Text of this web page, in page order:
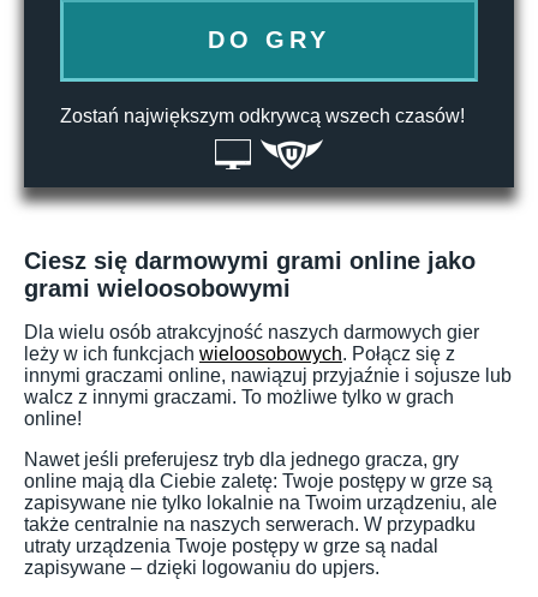
DO GRY
Zostań największym odkrywcą wszech czasów!
Ciesz się darmowymi grami online jako
grami wieloosobowymi
Dla wielu osób atrakcyjność naszych darmowych gier
leży w ich funkcjach wieloosobowych. Połącz się z
innymi graczami online, nawiązuj przyjaźnie i sojusze lub
walcz z innymi graczami. To możliwe tylko w grach
online!
Nawet jeśli preferujesz tryb dla jednego gracza, gry
online mają dla Ciebie zaletę: Twoje postępy w grze są
zapisywane nie tylko lokalnie na Twoim urządzeniu, ale
także centralnie na naszych serwerach. W przypadku
utraty urządzenia Twoje postępy w grze są nadal
zapisywane – dzięki logowaniu do upjers.